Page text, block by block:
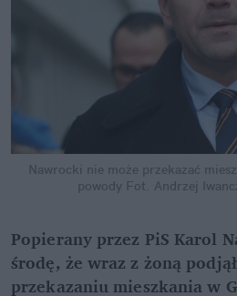
Nawrocki nie może przekazać
powody Fot. Andrzej
Popierany przez PiS Karol
środę, że wraz z żoną
przekazaniu mieszkania w